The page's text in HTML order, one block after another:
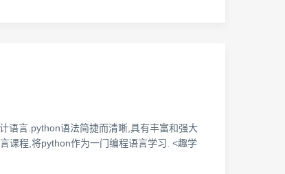
语言.python语法简捷而清晰,具有丰富和强大
课程,将python作为一门编程语言学习. <趣学